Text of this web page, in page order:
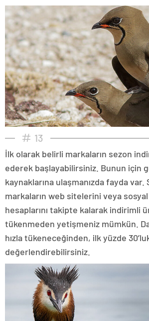
13
İlk olarak belirli markaların sezon
ederek başlayabilirsiniz. Bunun için
kaynaklarına ulaşmanızda fayda
markaların web sitelerini veya
hesaplarını takipte kalarak indirimli
tükenmeden yetişmeniz mümkün.
hızla tükeneceğinden, ilk yüzde
değerlendirebilirsiniz.